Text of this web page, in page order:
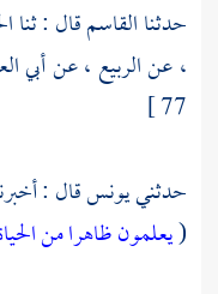
حدثناالقاسمقال : ثنا
،عنالربيع ،عنأبي
77 ]
حدثنييونسقال :
(يعلمون ظاهرا من